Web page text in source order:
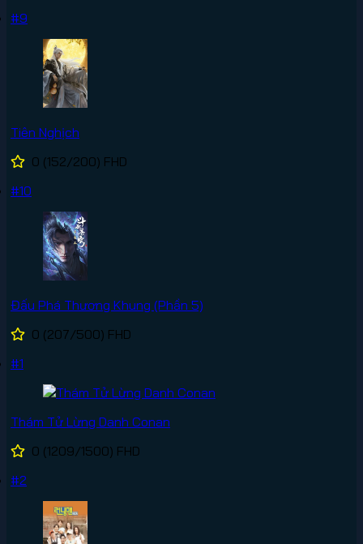
#9
Tiên Nghịch
0 (152/200) FHD
#10
Đấu Phá Thương Khung (Phần 5)
0 (207/500) FHD
#1
Thám Tử Lừng Danh Conan
0 (1209/1500) FHD
#2